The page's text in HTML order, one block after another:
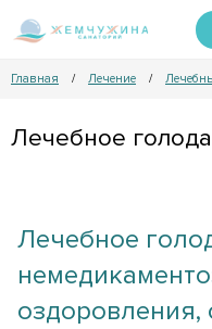
Главная / Лечение /
Лечебное
Лечебное